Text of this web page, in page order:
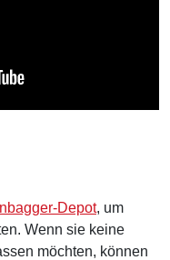
Depot, um
Wenn sie keine
möchten, können